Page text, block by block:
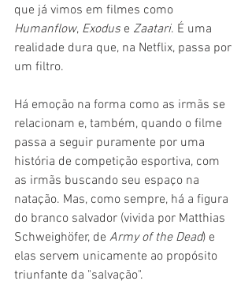
que já vimos em filmes como
Humanflow, Exodus e Zaatari. É uma
realidade dura que, na Netflix, passa por
um filtro.
Há emoção na forma como as irmãs se
relacionam e, também, quando o filme
passa a seguir puramente por uma
história de competição esportiva, com
as irmãs buscando seu espaço na
natação. Mas, como sempre, há a figura
do branco salvador (vivida por Matthias
Schweighöfer, de Army of the Dead) e
elas servem unicamente ao propósito
triunfante da "salvação".